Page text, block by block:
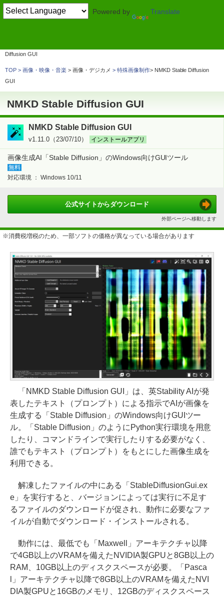
Powered by Translate
Diffusion GUI
TOP 画像・映像・音楽 > 画像・デジカメ 特殊画像制作
NMKD Stable Diffusion
GUI
NMKD Stable Diffusion GUI
NMKD Stable Diffusion GUI
v1.11.0（23/07/10） インストールアプリ
画像生成AI「Stable Diffusion」のWindows向けGUIツール
無料
対応環境 ： Windows 10/11
公式サイトからダウンロード
外部ページへ移動します
※消費税増税のため、一部ソフトの価格が異なっている場合があります
「NMKD Stable Diffusion GUI」は、英Stability AIが発
表したテキスト（プロンプト）による指示でAIが画像を
生成する「Stable Diffusion」のWindows向けGUIツー
ル。「Stable Diffusion」のようにPython実行環境を用意
したり、コマンドラインで実行したりする必要がなく、
誰でもテキスト（プロンプト）をもとにした画像生成を
利用できる。
解凍したファイルの中にある「StableDiffusionGui.ex
e」を実行すると、バージョンによっては実行に不足す
るファイルのダウンロードが促され、動作に必要なファ
イルが自動でダウンロード・インストールされる。
動作には、最低でも「Maxwell」アーキテクチャ以降
で4GB以上のVRAMを備えたNVIDIA製GPUと8GB以上の
RAM、10GB以上のディスクスペースが必要。「Pasca
l」アーキテクチャ以降で8GB以上のVRAMを備えたNVI
DIA製GPUと16GBのメモリ、12GBのディスクスペース